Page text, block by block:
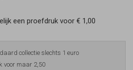
een proefdruk voor € 1,00
collectie slechts 1 euro
voor maar 2,50